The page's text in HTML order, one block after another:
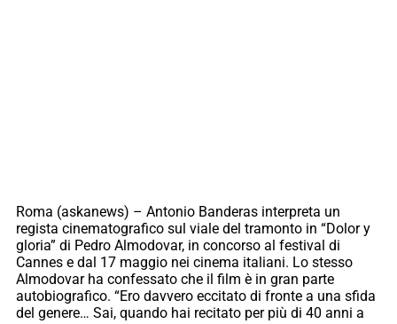
Roma (askanews) – Antonio Banderas interpreta un
regista cinematografico sul viale del tramonto in “Dolor y
gloria” di Pedro Almodovar, in concorso al festival di
Cannes e dal 17 maggio nei cinema italiani. Lo stesso
Almodovar ha confessato che il film è in gran parte
autobiografico. “Ero davvero eccitato di fronte a una sfida
del genere… Sai, quando hai recitato per più di 40 anni a